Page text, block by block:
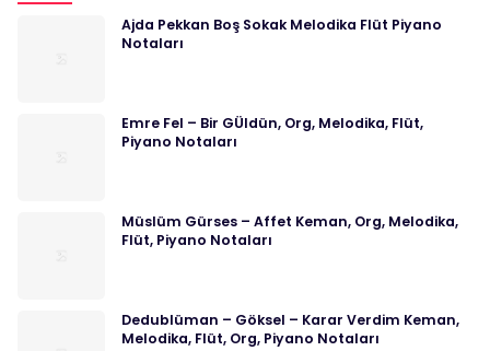
Ajda Pekkan Boş Sokak Melodika Flüt Piyano
Notaları
Emre Fel – Bir GÜldün, Org, Melodika, Flüt,
Piyano Notaları
Müslüm Gürses – Affet Keman, Org, Melodika,
Flüt, Piyano Notaları
Dedublüman – Göksel – Karar Verdim Keman,
Melodika, Flüt, Org, Piyano Notaları